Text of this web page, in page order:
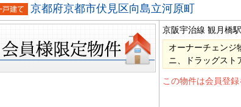
建て
京都府京都市伏見区向島立河原町
京阪宇治線 観月橋駅
オーナーチェン
ニ、ドラッグスト
この物件は会員登録